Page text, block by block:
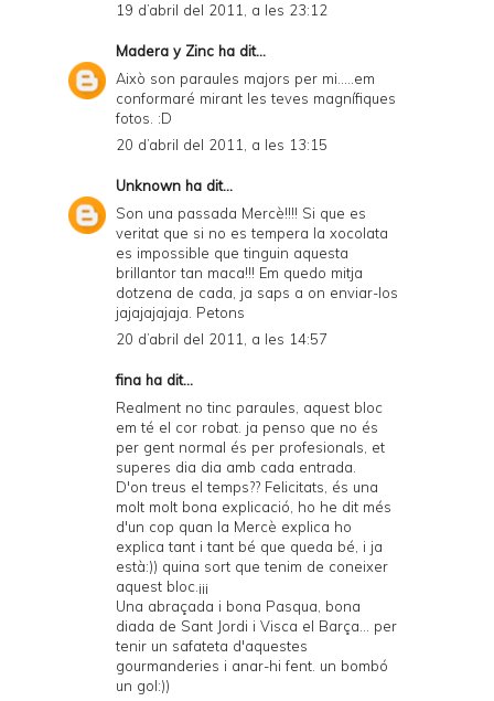
19 d’abril del 2011, a les 23:12
Madera y Zinc ha dit...
Això son paraules majors per mi.....em
conformaré mirant les teves magnífiques
fotos. :D
20 d’abril del 2011, a les 13:15
Unknown ha dit...
Son una passada Mercè!!!! Si que es
veritat que si no es tempera la xocolata
es impossible que tinguin aquesta
brillantor tan maca!!! Em quedo mitja
dotzena de cada, ja saps a on enviar-los
jajajajajaja. Petons
20 d’abril del 2011, a les 14:57
fina ha dit...
Realment no tinc paraules, aquest bloc
em té el cor robat. ja penso que no és
per gent normal és per profesionals, et
superes dia dia amb cada entrada.
D'on treus el temps?? Felicitats, és una
molt molt bona explicació, ho he dit més
d'un cop quan la Mercè explica ho
explica tant i tant bé que queda bé, i ja
està:)) quina sort que tenim de coneixer
aquest bloc.¡¡¡
Una abraçada i bona Pasqua, bona
diada de Sant Jordi i Visca el Barça... per
tenir un safateta d'aquestes
gourmanderies i anar-hi fent. un bombó
un gol:))